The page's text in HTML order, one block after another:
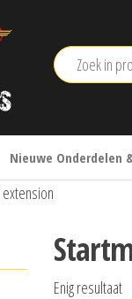
Nieuwe Onderdelen
Enig resultaat